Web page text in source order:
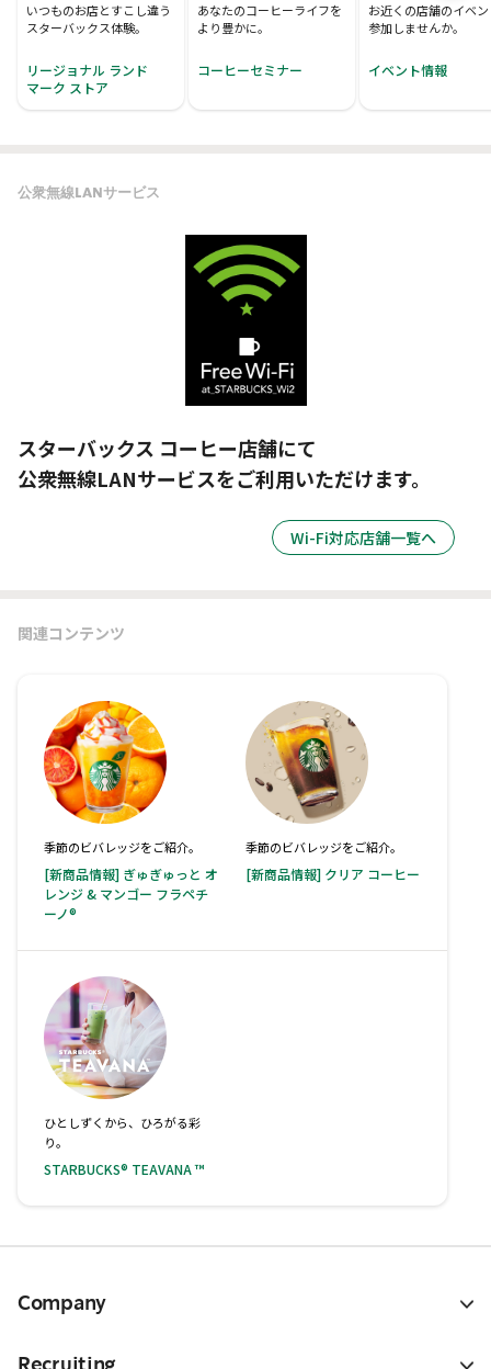
いつものお店とすこし違う
スターバックス体験。
リージョナル ランド
マーク ストア
あなたのコーヒーライフを
より豊かに。
コーヒーセミナー
お近くの店舗のイベ
参加しませんか。
イベント情報
公衆無線LANサービス
スターバックス コーヒー店舗にて
公衆無線LANサービスをご利用いただけます。
Wi-Fi対応店舗一覧へ
関連コンテンツ
季節のビバレッジをご紹介。
[新商品情報] ぎゅぎゅっと オ
レンジ & マンゴー フラペチ
ーノ®
季節のビバレッジをご紹介。
[新商品情報] クリア コーヒー
ひとしずくから、ひろがる彩
り。
STARBUCKS® TEAVANA ™
Company
Recruiting